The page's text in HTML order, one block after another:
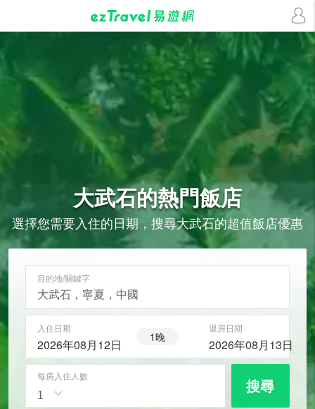
大武石的熱門飯店
選擇您需要入住的日期，搜尋大武石的超值飯店優惠
目的地/關鍵字
入住日期
2026年08月12日 1晚
退房日期
2026年08月13日
每房入住人數 搜尋